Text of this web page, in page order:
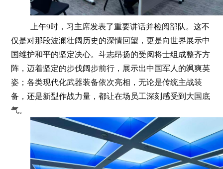
上午9时，习主席发表了重要讲话并检阅部队。这不
仅是对那段波澜壮阔历史的深情回望，更是向世界展示中
国维护和平的坚定决心。斗志昂扬的受阅将士组成整齐方
阵，迈着坚定的步伐阔步前行，展示出中国军人的飒爽英
姿；各类现代化武器装备依次亮相，无论是传统主战装
备，还是新型作战力量，都让在场员工深刻感受到大国底
气。